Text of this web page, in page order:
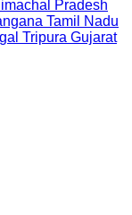
Pradesh
Tamil Nadu
Tripura Gujarat